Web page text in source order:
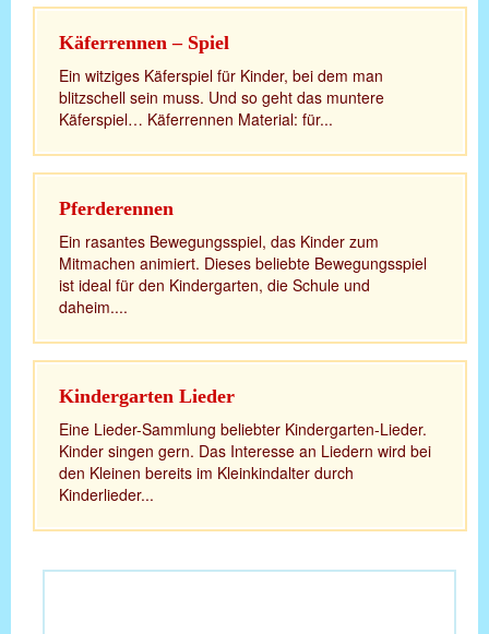
Käferrennen – Spiel
Ein witziges Käferspiel für Kinder, bei dem man
blitzschell sein muss. Und so geht das muntere
Käferspiel… Käferrennen Material: für...
Pferderennen
Ein rasantes Bewegungsspiel, das Kinder zum
Mitmachen animiert. Dieses beliebte Bewegungsspiel
ist ideal für den Kindergarten, die Schule und
daheim....
Kindergarten Lieder
Eine Lieder-Sammlung beliebter Kindergarten-Lieder.
Kinder singen gern. Das Interesse an Liedern wird bei
den Kleinen bereits im Kleinkindalter durch
Kinderlieder...